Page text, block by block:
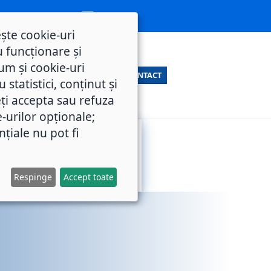
CONTACT
cookie-uri
funcționare și
și cookie-uri
statistici, conținut și
accepta sau refuza
urilor opționale;
nu pot fi
Respinge Accept toate